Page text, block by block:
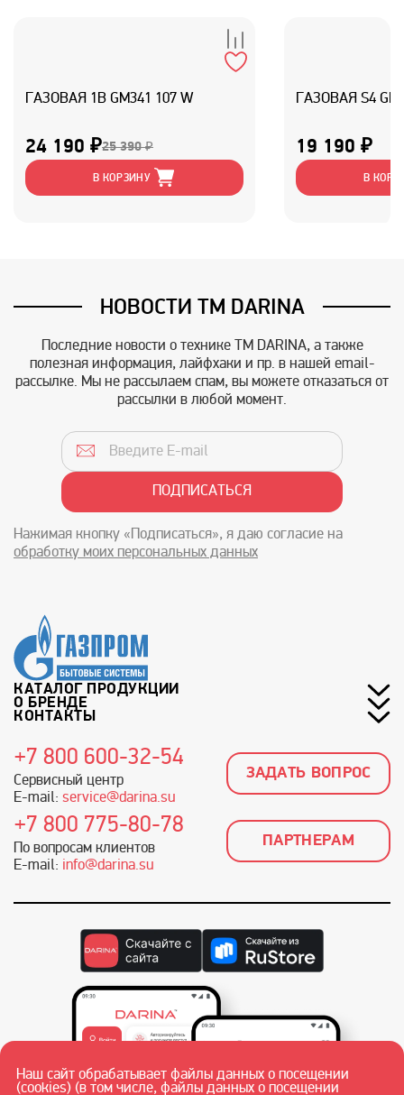
ГАЗОВАЯ 1B GM341 107 W
24 190 ₽25 390 ₽
В КОРЗИНУ
ГАЗОВАЯ S4
19 190 ₽
В
НОВОСТИ TM DARINA
Последние новости о технике TM DARINA, а также
полезная информация, лайфхаки и пр. в нашей email-
рассылке. Мы не рассылаем спам, вы можете отказаться от
рассылки в любой момент.
Нажимая кнопку «Подписаться», я даю согласие на
обработку моих персональных данных
КАТАЛОГ ПРОДУКЦИИ
О БРЕНДЕ
КОНТАКТЫ
+7 800 600-32-54
Сервисный центр
E-mail: service@darina.su
ЗАДАТЬ ВОПРОС
+7 800 775-80-78
По вопросам клиентов
E-mail: info@darina.su
ПАРТНЕРАМ
Наш сайт обрабатывает файлы данных о посещении
(cookies) (в том числе, файлы данных о посещении